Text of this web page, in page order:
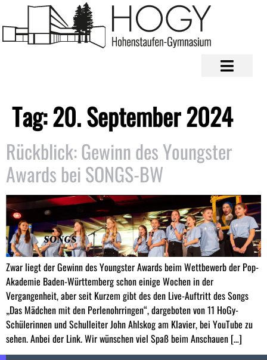
Tag:20. September 2024
Rückblick: Gewinn des Youngster
Awards bei SONGS-BW
Zwar liegt der Gewinn des Youngster Awards beim Wettbewerb der Pop-
Akademie Baden-Württemberg schon einige Wochen in der
Vergangenheit, aber seit Kurzem gibt des den Live-Auftritt des Songs
„Das Mädchen mit den Perlenohrringen“, dargeboten von 11 HoGy-
Schülerinnen und Schulleiter John Ahlskog am Klavier, bei YouTube zu
sehen. Anbei der Link. Wir wünschen viel Spaß beim Anschauen […]